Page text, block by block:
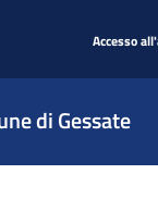
Accesso
di Gessate